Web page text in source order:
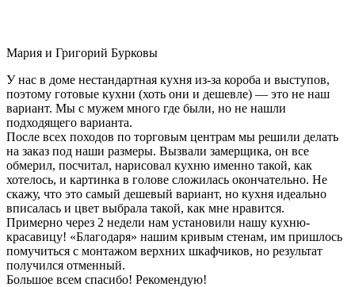
Мария и Григорий Бурковы
У нас в доме нестандартная кухня из-за короба и выступов,
поэтому готовые кухни (хоть они и дешевле) — это не наш
вариант. Мы с мужем много где были, но не нашли
подходящего варианта.
После всех походов по торговым центрам мы решили делать
на заказ под наши размеры. Вызвали замерщика, он все
обмерил, посчитал, нарисовал кухню именно такой, как
хотелось, и картинка в голове сложилась окончательно. Не
скажу, что это самый дешевый вариант, но кухня идеально
вписалась и цвет выбрала такой, как мне нравится.
Примерно через 2 недели нам установили нашу кухню-
красавицу! «Благодаря» нашим кривым стенам, им пришлось
помучиться с монтажом верхних шкафчиков, но результат
получился отменный.
Большое всем спасибо! Рекомендую!